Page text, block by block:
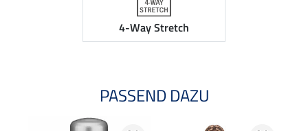
4-Way Stretch
PASSEND DAZU